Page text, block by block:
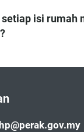
isi rumah